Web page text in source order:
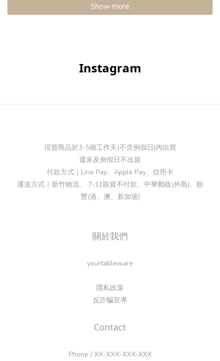
Show more
Instagram
現貨商品於3-5個工作天(不含例假日)內出貨
週末及例假日不出貨
付款方式｜Line Pay、Apple Pay、信用卡
運送方式｜新竹物流、 7-11取貨不付款、中華郵政(外島)、順
豐(港、澳、新加坡)
關於我們
yourtableware
隱私政策
反詐騙宣導
Contact
Phone / XX-XXX-XXX-XXX